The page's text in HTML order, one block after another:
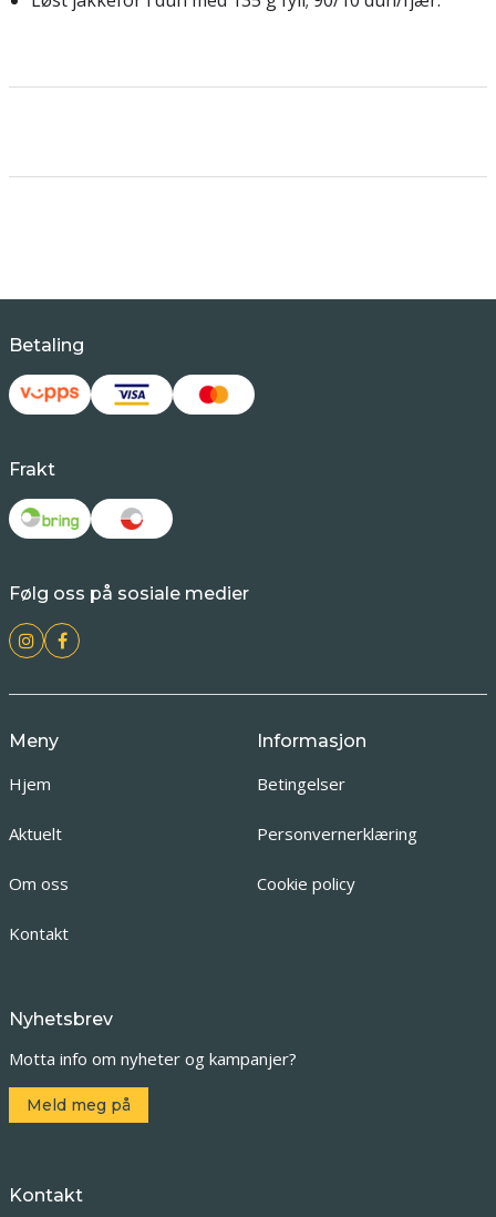
Betaling
Frakt
Følg oss på sosiale medier
Meny
Hjem
Aktuelt
Om oss
Kontakt
Informasjon
Betingelser
Personvernerklæring
Cookie policy
Nyhetsbrev
Motta info om nyheter og kampanjer?
Meld meg på
Kontakt